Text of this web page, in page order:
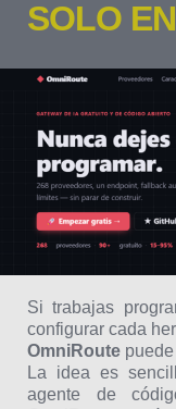
SOLO
Si trabajas
configurar cada
OmniRoute
La idea es
agente de